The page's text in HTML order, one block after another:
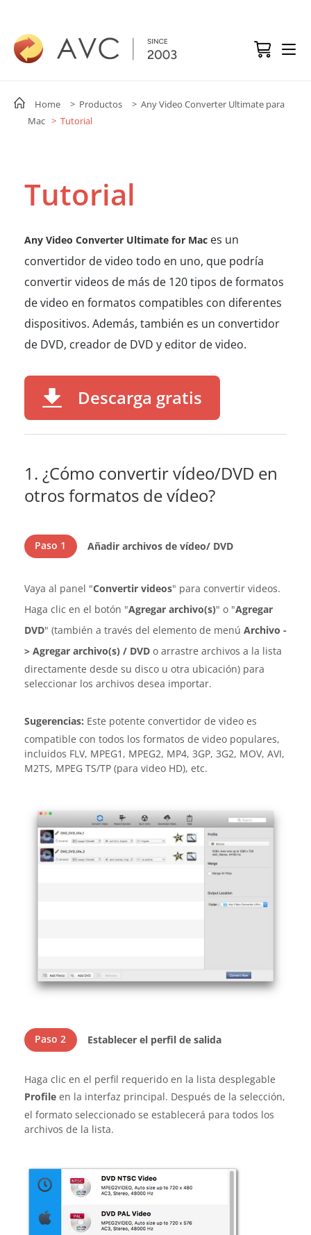
Home > Productos
> Any Video Converter Ultimate para
Mac > Tutorial
Tutorial
Any Video Converter Ultimate for Mac es un
convertidor de video todo en uno, que podría
convertir videos de más de 120 tipos de formatos
de video en formatos compatibles con diferentes
dispositivos. Además, también es un convertidor
de DVD, creador de DVD y editor de video.
Descarga gratis
1. ¿Cómo convertir vídeo/DVD en
otros formatos de vídeo?
Paso 1 Añadir archivos de vídeo/ DVD
Vaya al panel "Convertir videos" para convertir videos.
Haga clic en el botón "Agregar archivo(s)" o "Agregar
DVD" (también a través del elemento de menú Archivo -
> Agregar archivo(s) / DVD o arrastre archivos a la lista
directamente desde su disco u otra ubicación) para
seleccionar los archivos desea importar.
Sugerencias: Este potente convertidor de video es
compatible con todos los formatos de video populares,
incluidos FLV, MPEG1, MPEG2, MP4, 3GP, 3G2, MOV, AVI,
M2TS, MPEG TS/TP (para video HD), etc.
Paso 2 Establecer el perfil de salida
Haga clic en el perfil requerido en la lista desplegable
Profile en la interfaz principal. Después de la selección,
el formato seleccionado se establecerá para todos los
archivos de la lista.